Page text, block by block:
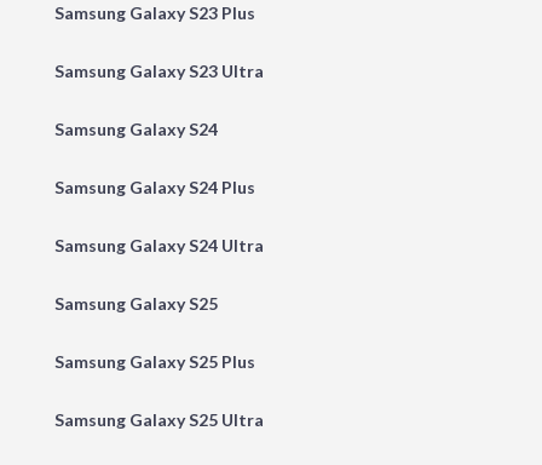
Samsung Galaxy S23 Plus
Samsung Galaxy S23 Ultra
Samsung Galaxy S24
Samsung Galaxy S24 Plus
Samsung Galaxy S24 Ultra
Samsung Galaxy S25
Samsung Galaxy S25 Plus
Samsung Galaxy S25 Ultra